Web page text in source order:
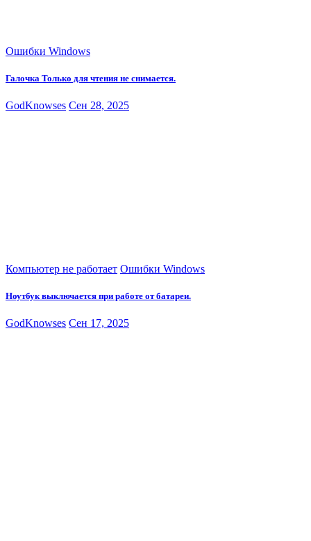
Ошибки Windows
Галочка Только для чтения не снимается.
GodKnowses Сен 28, 2025
Компьютер не работает Ошибки Windows
Ноутбук выключается при работе от батареи.
GodKnowses Сен 17, 2025